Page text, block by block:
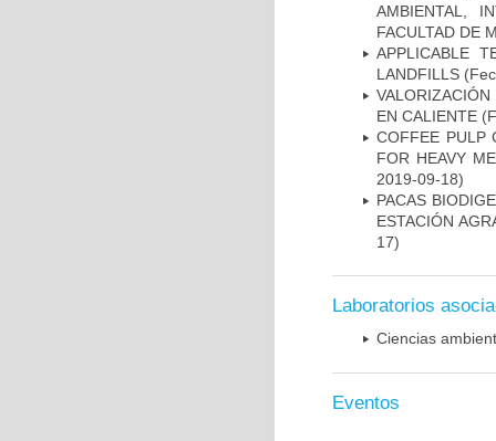
AMBIENTAL,
FACULTAD DE
APPLICABLE
LANDFILLS
VALORIZACIÓN
EN CALIENTE
COFFEE PULP
FOR HEAVY
2019-09-18)
PACAS
ESTACIÓN
17)
Laboratorios
Ciencias
Eventos